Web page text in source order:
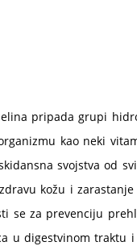
pripada grupi
kao neki
svojstva od
kožu i
se za prevenciju
u digestvinom traktu